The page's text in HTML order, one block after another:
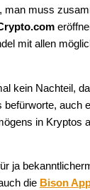
man muss
mit allen
kein Nachteil,
befürworte, auch
in Kryptos
ja
die Bison